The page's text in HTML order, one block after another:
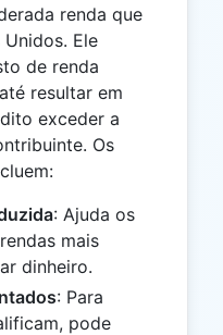
renda que
Ele
de renda
resultar em
exceder a
Os
: Ajuda os
mais
dinheiro.
: Para
pode